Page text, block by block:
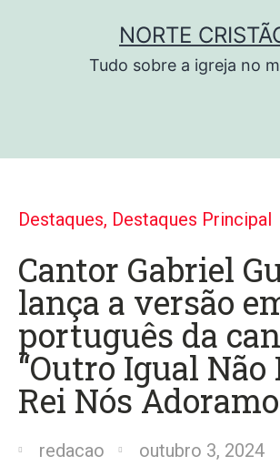
NORTE
Tudo sobre a igreja no
Destaques, Destaques Principal
Cantor Gabriel
lança a versão
português da
“Outro Igual Não
Rei Nós
redacao outubro 3, 2024